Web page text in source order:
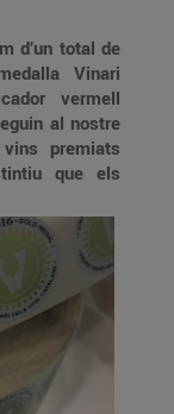
d’un total de
Vinari
vermell
al nostre
premiats
que els